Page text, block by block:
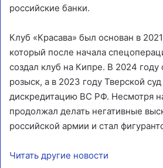
российские банки.
Клуб «Красава» был основан в
который после начала
создал клуб на Кипре. В 2024
розыск, а в 2023 году Тверской
дискредитацию ВС РФ. Несмотря
продолжал делать негативные
российской армии и стал
Читать другие новости